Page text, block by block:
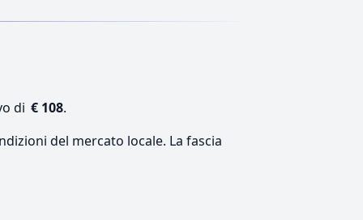
di € 108.
del mercato locale. La fascia